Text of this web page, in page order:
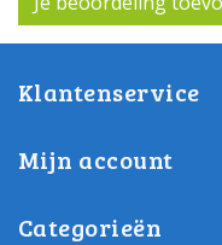
Klantenservice
Mijn account
Categorieën